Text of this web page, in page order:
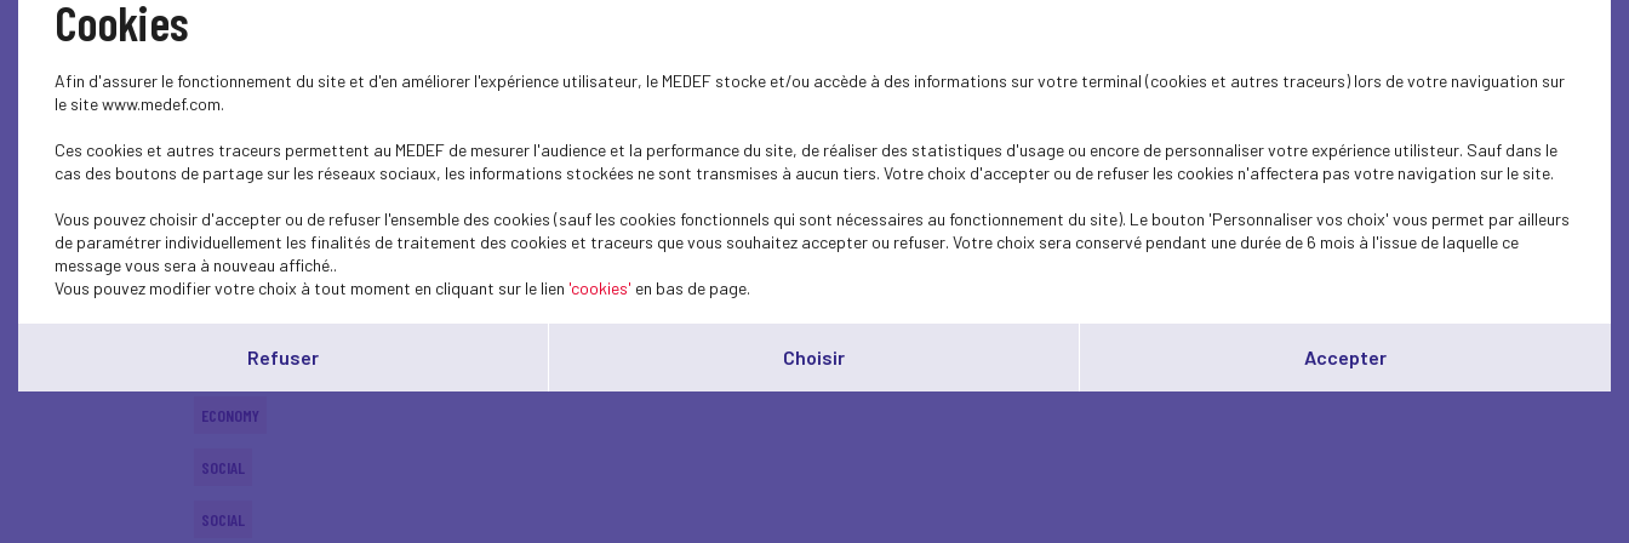
SOCIAL
ECONOMY
SOCIAL
ECONOMY
SOCIAL
SOCIAL
Cookies
Afin d'assurer le fonctionnement du site et d'en améliorer l'expérience utilisateur, le MEDEF stocke et/ou accède à des informations sur votre terminal (cookies et autres traceurs) lors de votre naviguation sur
le site www.medef.com.
Ces cookies et autres traceurs permettent au MEDEF de mesurer l'audience et la performance du site, de réaliser des statistiques d'usage ou encore de personnaliser votre expérience utilisteur. Sauf dans le
cas des boutons de partage sur les réseaux sociaux, les informations stockées ne sont transmises à aucun tiers. Votre choix d'accepter ou de refuser les cookies n'affectera pas votre navigation sur le site.
Vous pouvez choisir d'accepter ou de refuser l'ensemble des cookies (sauf les cookies fonctionnels qui sont nécessaires au fonctionnement du site). Le bouton 'Personnaliser vos choix' vous permet par ailleurs
de paramétrer individuellement les finalités de traitement des cookies et traceurs que vous souhaitez accepter ou refuser. Votre choix sera conservé pendant une durée de 6 mois à l'issue de laquelle ce
message vous sera à nouveau affiché..
Vous pouvez modifier votre choix à tout moment en cliquant sur le lien 'cookies' en bas de page.
Refuser Choisir Accepter